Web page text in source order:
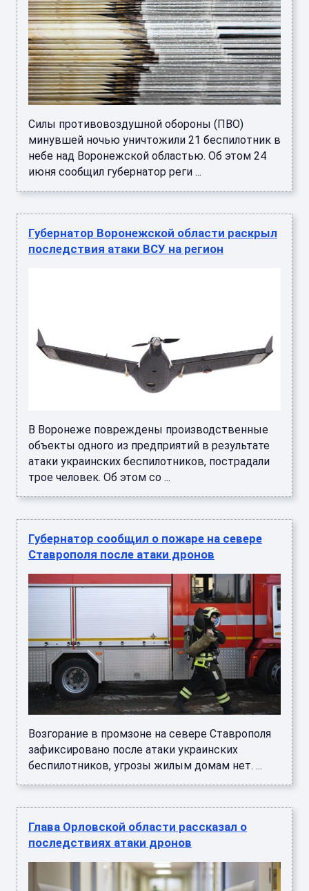
Силы противовоздушной обороны (ПВО)
минувшей ночью уничтожили 21 беспилотник в
небе над Воронежской областью. Об этом 24
июня сообщил губернатор реги ...
Губернатор Воронежской области раскрыл
последствия атаки ВСУ на регион
В Воронеже повреждены производственные
объекты одного из предприятий в результате
атаки украинских беспилотников, пострадали
трое человек. Об этом со ...
Губернатор сообщил о пожаре на севере
Ставрополя после атаки дронов
Возгорание в промзоне на севере Ставрополя
зафиксировано после атаки украинских
беспилотников, угрозы жилым домам нет. ...
Глава Орловской области рассказал о
последствиях атаки дронов